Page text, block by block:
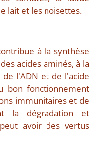
lait et les noisettes.
à la synthèse
acides aminés, à la
de l'ADN et de l'acide
bon fonctionnement
immunitaires et de
la dégradation et
avoir des vertus